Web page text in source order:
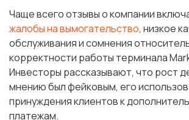
Чаще всего отзывы о компании
жалобы на вымогательство, низкое
обслуживания и сомнения
корректности работы терминала
Инвесторы рассказывают, что рост
мнению был фейковым, его
принуждения клиентов к
платежам.